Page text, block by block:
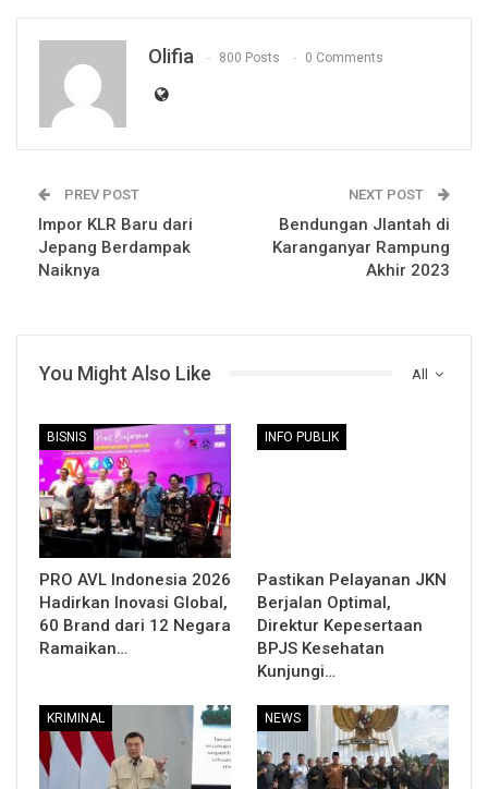
Olifia 800 Posts 0 Comments
PREV POST
Impor KLR Baru dari
Jepang Berdampak
Naiknya
NEXT POST
Bendungan Jlantah di
Karanganyar Rampung
Akhir 2023
All
You Might Also Like
BISNIS
PRO AVL Indonesia 2026
Hadirkan Inovasi Global,
60 Brand dari 12 Negara
Ramaikan…
INFO PUBLIK
Pastikan Pelayanan JKN
Berjalan Optimal,
Direktur Kepesertaan
BPJS Kesehatan
Kunjungi…
KRIMINAL NEWS